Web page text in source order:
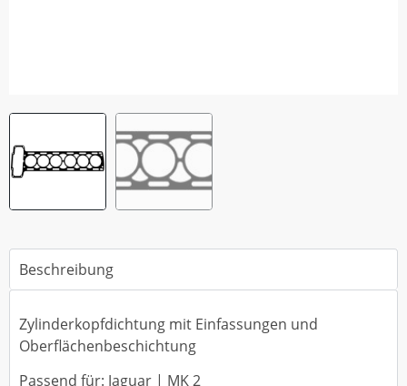
Beschreibung
Zylinderkopfdichtung mit Einfassungen und
Oberflächenbeschichtung
Passend für: Jaguar | MK 2